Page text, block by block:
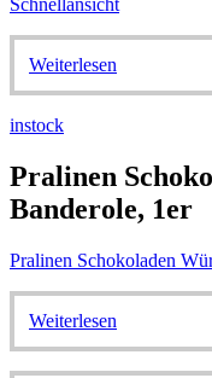
Schnellansicht
Weiterlesen
instock
Pralinen
Banderole, 1er
Pralinen Schokoladen
Weiterlesen